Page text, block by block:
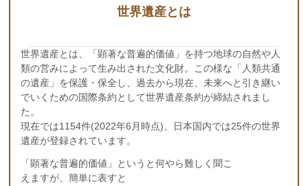
世界遺産とは
世界遺産とは、「顕著な普遍的価値」を持つ地球の自然や人
類の営みによって生み出された文化財。この様な「人類共通
の遺産」を保護・保全し、過去から現在、未来へと引き継い
でいくための国際条約として世界遺産条約が締結されまし
た。
現在では1154件(2022年6月時点)、日本国内では25件の世界
遺産が登録されています。
「顕著な普遍的価値」というと何やら難しく聞こ
えますが、簡単に表すと